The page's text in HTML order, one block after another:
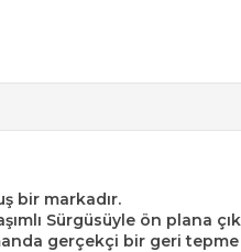
bir markadır.
Sürgüsüyle ön plana
gerçekçi bir geri